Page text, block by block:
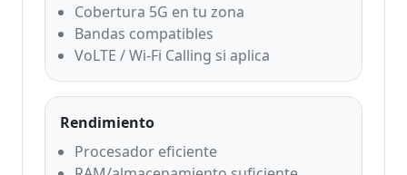
Cobertura 5G en tu zona
Bandas compatibles
VoLTE / Wi-Fi Calling si aplica
Rendimiento
Procesador eficiente